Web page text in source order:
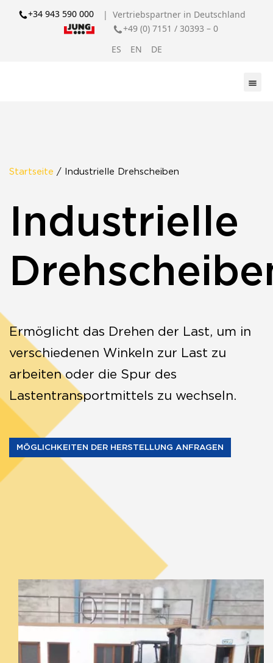
+34 943 590 000
| Vertriebspartner in Deutschland
+49 (0) 7151 / 30393 – 0
ES
EN DE
Startseite / Industrielle Drehscheiben
Industrielle
Ermöglicht das Drehen der Last, um in
verschiedenen Winkeln zur Last zu
arbeiten oder die Spur des
Lastentransportmittels zu wechseln.
MÖGLICHKEITEN DER HERSTELLUNG ANFRAGEN